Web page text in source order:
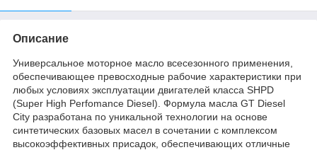
Описание
Универсальное моторное масло всесезонного применения,
обеспечивающее превосходные рабочие характеристики при
любых условиях эксплуатации двигателей класса SHPD
(Super High Perfomance Diesel). Формула масла GT Diesel
City разработана по уникальной технологии на основе
синтетических базовых масел в сочетании с комплексом
высокоэффективных присадок, обеспечивающих отличные